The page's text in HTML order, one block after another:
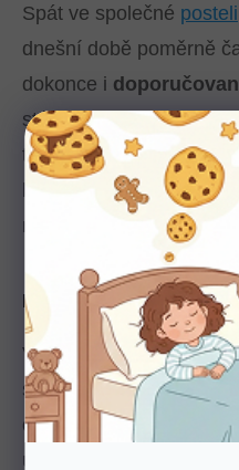
Spát ve společné posteli
dnešní době poměrně
dokonce i
stáří dítěte,
toužit s rodiči sdílet
byste mu to dovolit.
miminku to může jenom
Nižší riziko zástavy
Většina informovaných
strach, že dítě znenadání
dýchat
. Odborně se
úmrtí kojence, ale